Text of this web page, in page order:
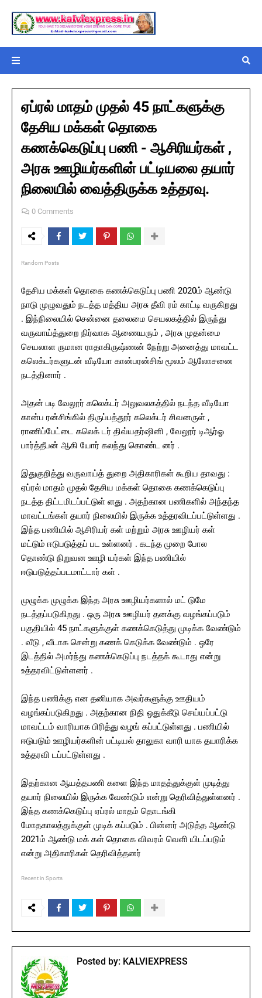
ஏப்ரல் மாதம் முதல் 45 நாட்களுக்கு
தேசிய மக்கள் தொகை
கணக்கெடுப்பு பணி - ஆசிரியர்கள் ,
அரசு ஊழியர்களின் பட்டியலை தயார்
நிலையில் வைத்திருக்க உத்தரவு.
0 Comments
Random Posts
தேசிய மக்கள் தொகை கணக்கெடுப்பு பணி 2020ம் ஆண்டு
நாடு முழுவதும் நடத்த மத்திய அரசு தீவி ரம் காட்டி வருகிறது
. இந்நிலையில் சென்னை தலைமை செயலகத்தில் இருந்து
வருவாய்த்துறை நிர்வாக ஆணையரும் , அரசு முதன்மை
செயலாள ருமான ராதாகிருஷ்ணன் நேற்று அனைத்து மாவட்ட
கலெக்டர்களுடன் வீடியோ கான்பரன்சிங் மூலம் ஆலோசனை
நடத்தினார் .
அதன் படி வேலூர் கலெக்டர் அலுவலகத்தில் நடந்த வீடியோ
கான்ப ரன்சிங்கில் திருப்பத்தூர் கலெக்டர் சிவனருள் ,
ராணிப்பேட்டை கலெக் டர் திவ்யதர்ஷினி , வேலூர் டிஆர்ஓ
பார்த்தீபன் ஆகி யோர் கலந்து கொண்ட னர் .
இதுகுறித்து வருவாய்த் துறை அதிகாரிகள் கூறிய தாவது :
ஏப்ரல் மாதம் முதல் தேசிய மக்கள் தொகை கணக்கெடுப்பு
நடத்த திட்டமிடப்பட்டுள் ளது . அதற்கான பணிகளில் அந்தந்த
மாவட்டங்கள் தயார் நிலையில் இருக்க உத்தரவிடப்பட்டுள்ளது .
இந்த பணியில் ஆசிரியர் கள் மற்றும் அரசு ஊழியர் கள்
மட்டும் ஈடுபடுத்தப் பட உள்ளனர் . கடந்த முறை போல
தொண்டு நிறுவன ஊழி யர்கள் இந்த பணியில்
ஈடுபடுத்தப்படமாட்டார் கள் .
முழுக்க முழுக்க இந்த அரசு ஊழியர்களால் மட் டுமே
நடத்தப்படுகிறது . ஒரு அரசு ஊழியர் தனக்கு வழங்கப்படும்
பகுதியில் 45 நாட்களுக்குள் கணக்கெடுத்து முடிக்க வேண்டும்
. வீடு , வீடாக சென்று கணக் கெடுக்க வேண்டும் . ஒரே
இடத்தில் அமர்ந்து கணக்கெடுப்பு நடத்தக் கூடாது என்று
உத்தரவிட்டுள்ளனர் .
இந்த பணிக்கு என தனியாக அவர்களுக்கு ஊதியம்
வழங்கப்படுகிறது . அதற்கான நிதி ஒதுக்கீடு செய்யப்பட்டு
மாவட்டம் வாரியாக பிரித்து வழங் கப்பட்டுள்ளது . பணியில்
ஈடுபடும் ஊழியர்களின் பட்டியல் தாலுகா வாரி யாக தயாரிக்க
உத்தரவி டப்பட்டுள்ளது .
இதற்கான ஆயத்தபணி களை இந்த மாதத்துக்குள் முடித்து
தயார் நிலையில் இருக்க வேண்டும் என்று தெரிவித்துள்ளனர் .
இந்த கணக்கெடுப்பு ஏப்ரல் மாதம் தொடங்கி
மோதகாலத்துக்குள் முடிக் கப்படும் . பின்னர் அடுத்த ஆண்டு
2021ம் ஆண்டு மக் கள் தொகை விவரம் வெளி யிடப்படும்
என்று அதிகாரிகள் தெரிவித்தனர்
Recent in Sports
Posted by: KALVIEXPRESS